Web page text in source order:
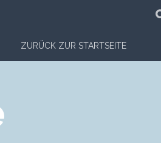
ZURÜCK ZUR STARTSEITE